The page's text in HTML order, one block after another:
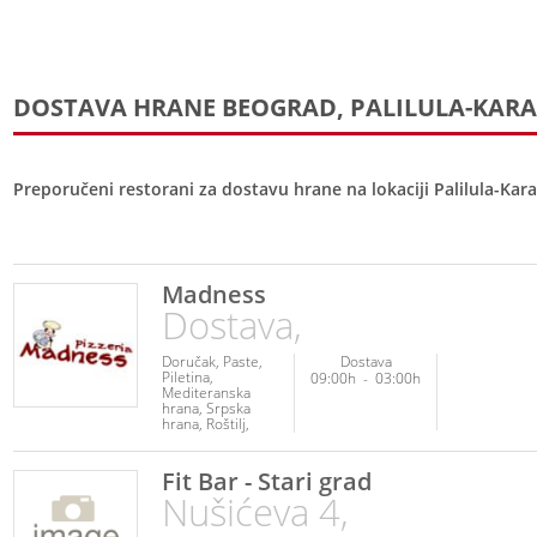
DOSTAVA HRANE BEOGRAD, PALILULA-
Preporučeni restorani za dostavu hrane na lokaciji Palilula-
Madness
Dostava,
Doručak Paste
Piletina
Mediteranska
hrana Srpska
hrana Roštilj
Italijanska hrana
Pica Palačinke
Sendviči
Dostava
09:00h - 03:00h
Fit Bar - Stari grad
Nušićeva 4,